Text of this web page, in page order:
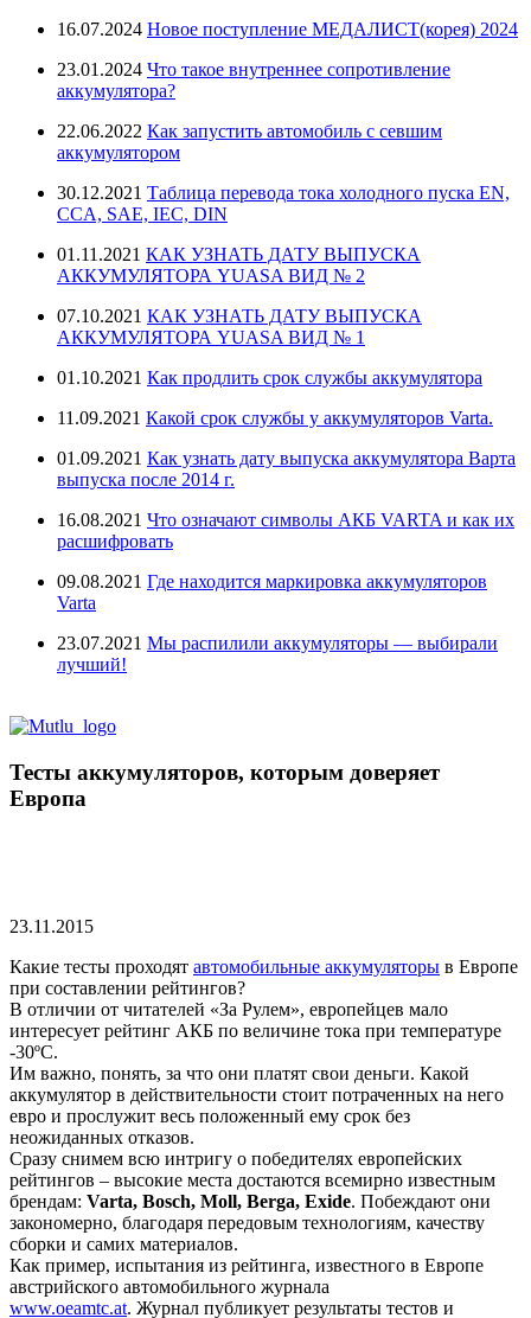
16.07.2024 Новое поступление МЕДАЛИСТ(корея) 2024
23.01.2024 Что такое внутреннее сопротивление
аккумулятора?
22.06.2022 Как запустить автомобиль с севшим
аккумулятором
30.12.2021 Таблица перевода тока холодного пуска EN,
CCA, SAE, IEC, DIN
01.11.2021 КАК УЗНАТЬ ДАТУ ВЫПУСКА
АККУМУЛЯТОРА YUASA ВИД № 2
07.10.2021 КАК УЗНАТЬ ДАТУ ВЫПУСКА
АККУМУЛЯТОРА YUASA ВИД № 1
01.10.2021 Как продлить срок службы аккумулятора
11.09.2021 Какой срок службы у аккумуляторов Varta.
01.09.2021 Как узнать дату выпуска аккумулятора Варта
выпуска после 2014 г.
16.08.2021 Что означают символы АКБ VARTA и как их
расшифровать
09.08.2021 Где находится маркировка аккумуляторов
Varta
23.07.2021 Мы распилили аккумуляторы — выбирали
лучший!
Тесты аккумуляторов, которым доверяет
Европа
23.11.2015
Какие тесты проходят автомобильные аккумуляторы в Европе
при составлении рейтингов?
В отличии от читателей «За Рулем», европейцев мало
интересует рейтинг АКБ по величине тока при температуре
-30ºС.
Им важно, понять, за что они платят свои деньги. Какой
аккумулятор в действительности стоит потраченных на него
евро и прослужит весь положенный ему срок без
неожиданных отказов.
Сразу снимем всю интригу о победителях европейских
рейтингов – высокие места достаются всемирно известным
брендам: Varta, Bosch, Moll, Berga, Exide. Побеждают они
закономерно, благодаря передовым технологиям, качеству
сборки и самих материалов.
Как пример, испытания из рейтинга, известного в Европе
австрийского автомобильного журнала
www.oeamtc.at. Журнал публикует результаты тестов и